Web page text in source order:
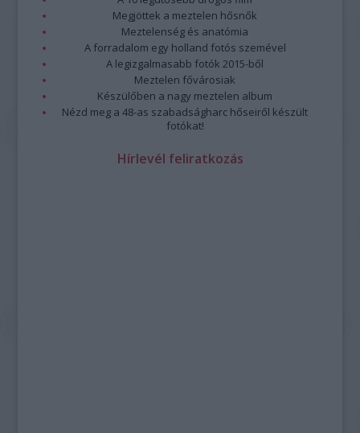
Megjöttek a meztelen hősnők
Meztelenség és anatómia
A forradalom egy holland fotós szemével
A legizgalmasabb fotók 2015-ből
Meztelen fővárosiak
Készülőben a nagy meztelen album
Nézd meg a 48-as szabadságharc hőseiről készült
fotókat!
Hírlevél feliratkozás